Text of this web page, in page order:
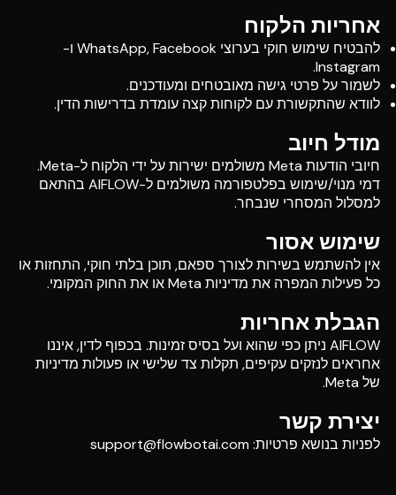
אחריות הלקוח
להבטיח שימוש חוקי בערוצי WhatsApp, Facebook ו-
Instagram.
לשמור על פרטי גישה מאובטחים ומעודכנים.
לוודא שהתקשורת עם לקוחות קצה עומדת בדרישות הדין.
מודל חיוב
חיובי הודעות Meta משולמים ישירות על ידי הלקוח ל-Meta.
דמי מנוי/שימוש בפלטפורמה משולמים ל-AIFLOW בהתאם
למסלול המסחרי שנבחר.
שימוש אסור
אין להשתמש בשירות לצורך ספאם, תוכן בלתי חוקי, התחזות או
כל פעילות המפרה את מדיניות Meta או את החוק המקומי.
הגבלת אחריות
AIFLOW ניתן כפי שהוא ועל בסיס זמינות. בכפוף לדין, איננו
אחראים לנזקים עקיפים, תקלות צד שלישי או פעולות מדיניות
של Meta.
יצירת קשר
לפניות בנושא פרטיות: support@flowbotai.com